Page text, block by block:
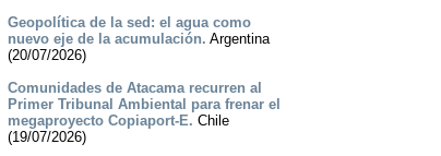
Geopolítica de la sed: el agua como
nuevo eje de la acumulación. Argentina
(20/07/2026)
Comunidades de Atacama recurren al
Primer Tribunal Ambiental para frenar el
megaproyecto Copiaport-E. Chile
(19/07/2026)